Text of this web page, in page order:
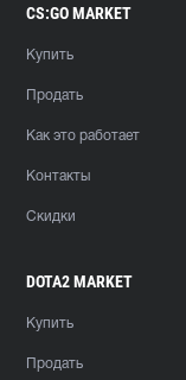
CS:GO MARKET
Купить
Продать
Как это работает
Контакты
Скидки
DOTA2 MARKET
Купить
Продать